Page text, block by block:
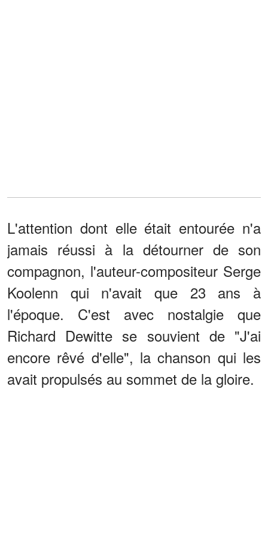
L'attention dont elle était entourée n'a
jamais réussi à la détourner de son
compagnon, l'auteur-compositeur Serge
Koolenn qui n'avait que 23 ans à
l'époque. C'est avec nostalgie que
Richard Dewitte se souvient de "J'ai
encore rêvé d'elle", la chanson qui les
avait propulsés au sommet de la gloire.